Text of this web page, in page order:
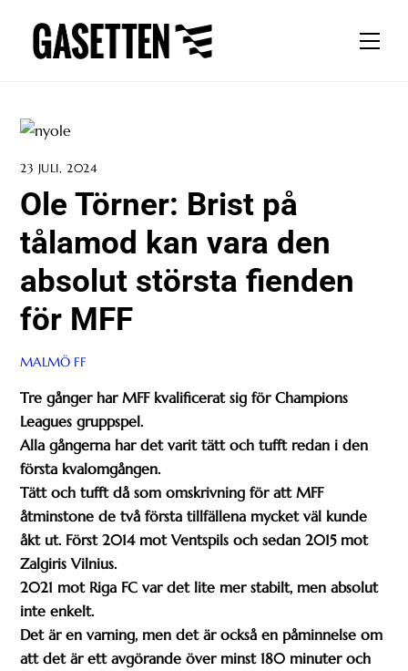
content
23 JULI, 2024
Ole Törner: Brist på
tålamod kan vara den
absolut största fienden
för MFF
MALMÖ FF
Tre gånger har MFF kvalificerat sig för Champions
Leagues gruppspel.
Alla gångerna har det varit tätt och tufft redan i den
första kvalomgången.
Tätt och tufft då som omskrivning för att MFF
åtminstone de två första tillfällena mycket väl kunde
åkt ut. Först 2014 mot Ventspils och sedan 2015 mot
Zalgiris Vilnius.
2021 mot Riga FC var det lite mer stabilt, men absolut
inte enkelt.
Det är en varning, men det är också en påminnelse om
att det är ett avgörande över minst 180 minuter och